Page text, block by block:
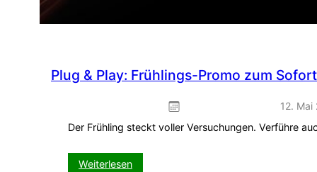
Plug & Play: Frühlings-Promo zum
12. Mai
Der Frühling steckt voller Versuchungen. Verführe
Weiterlesen: